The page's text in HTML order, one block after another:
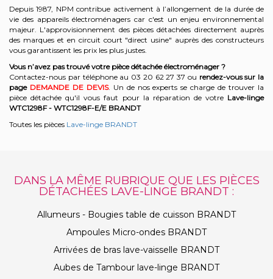
Depuis 1987, NPM contribue activement à l’allongement de la durée de
vie des appareils électroménagers car c'est un enjeu environnemental
majeur. L'approvisionnement des pièces détachées directement auprès
des marques et en circuit court "direct usine" auprès des constructeurs
vous garantissent les prix les plus justes.
Vous n’avez pas trouvé votre pièce détachée électroménager ?
Contactez-nous par téléphone au 03 20 62 27 37 ou rendez-vous sur la
page DEMANDE DE DEVIS. Un de nos experts se charge de trouver la
pièce détachée qu'il vous faut pour la réparation de votre Lave-linge
WTC1298F - WTC1298F-E/E BRANDT
Toutes les pièces Lave-linge BRANDT
DANS LA MÊME RUBRIQUE QUE LES PIÈCES
DÉTACHÉES LAVE-LINGE BRANDT :
Allumeurs - Bougies table de cuisson BRANDT
Ampoules Micro-ondes BRANDT
Arrivées de bras lave-vaisselle BRANDT
Aubes de Tambour lave-linge BRANDT